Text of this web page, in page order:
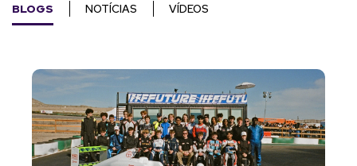
BLOGS NOTÍCIAS VÍDEOS